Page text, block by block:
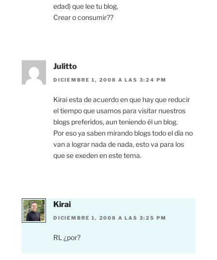
edad) que lee tu blog.
Crear o consumir??
Julitto
DICIEMBRE 1, 2008 A LAS 3:24 PM
Kirai esta de acuerdo en que hay que reducir
el tiempo que usamos para visitar nuestros
blogs preferidos, aun teniendo él un blog.
Por eso ya saben mirando blogs todo el día no
van a lograr nada de nada, esto va para los
que se exeden en este tema.
Kirai
DICIEMBRE 1, 2008 A LAS 3:25 PM
RL ¿por?